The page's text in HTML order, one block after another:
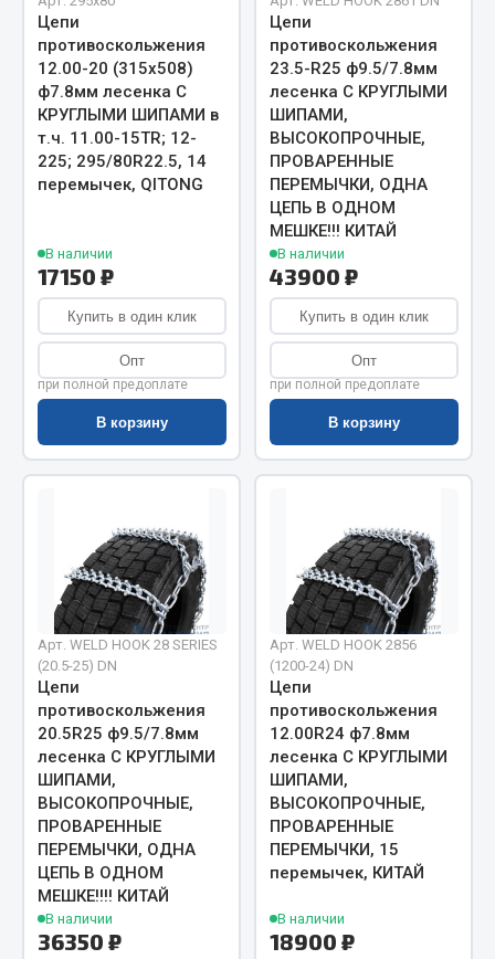
Весь раздел
Автомобильная электрика
Автолампы
Выключатели и переключатели клавишные
Выключатели кнопочные
Выключатель массы
Показать ещё
Весь раздел
Запчасти на полуприцепы
Амортизаторы для полуприцепов
Весь раздел
Запчасти КамАЗ
Двигатель
Система питания
Система выпуска газа
Система охлаждения
Сцепление
Коробка передач
Коробка передач ZF
Цепи
противоскольжения
12.00-20 (315х508)
ф7.8мм лесенка С
КРУГЛЫМИ ШИПАМИ в
т.ч. 11.00-15TR; 12-
225; 295/80R22.5, 14
перемычек, QITONG
В наличии
17150 ₽
Купить в один клик
Опт
при полной предоплате
В корзину
Цепи
противоскольжения
23.5-R25 ф9.5/7.8мм
лесенка С КРУГЛЫМИ
ШИПАМИ,
ВЫСОКОПРОЧНЫЕ,
ПРОВАРЕННЫЕ
ПЕРЕМЫЧКИ, ОДНА
ЦЕПЬ В ОДНОМ
МЕШКЕ!!! КИТАЙ
В наличии
43900 ₽
Купить в один клик
Опт
при полной предоплате
В корзину
Арт. WELD HOOK 28 SERIES
(20.5-25) DN
Цепи
противоскольжения
20.5R25 ф9.5/7.8мм
лесенка С КРУГЛЫМИ
ШИПАМИ,
ВЫСОКОПРОЧНЫЕ,
ПРОВАРЕННЫЕ
ПЕРЕМЫЧКИ, ОДНА
ЦЕПЬ В ОДНОМ
МЕШКЕ!!!! КИТАЙ
В наличии
36350 ₽
Арт. WELD HOOK 2856
(1200-24) DN
Цепи
противоскольжения
12.00R24 ф7.8мм
лесенка С КРУГЛЫМИ
ШИПАМИ,
ВЫСОКОПРОЧНЫЕ,
ПРОВАРЕННЫЕ
ПЕРЕМЫЧКИ, 15
перемычек, КИТАЙ
В наличии
18900 ₽